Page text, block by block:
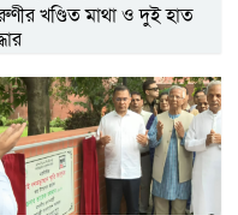
খণ্ডিত মাথা ও দুই হাত